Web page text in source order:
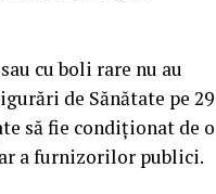
cu boli rare nu au
de Sănătate pe 29
să fie condiționat de o
a furnizorilor publici.